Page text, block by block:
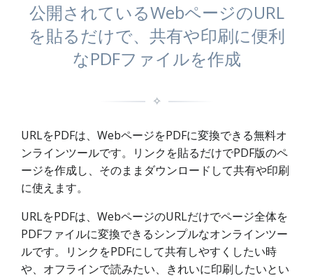
公開されているWebページのURL
を貼るだけで、共有や印刷に便利
なPDFファイルを作成
✧
URLをPDFは、WebページをPDFに変換できる無料オ
ンラインツールです。リンクを貼るだけでPDF版のペ
ージを作成し、そのままダウンロードして共有や印刷
に使えます。
URLをPDFは、WebページのURLだけでページ全体を
PDFファイルに変換できるシンプルなオンラインツー
ルです。リンクをPDFにして共有しやすくしたい時
や、オフラインで読みたい、きれいに印刷したいとい